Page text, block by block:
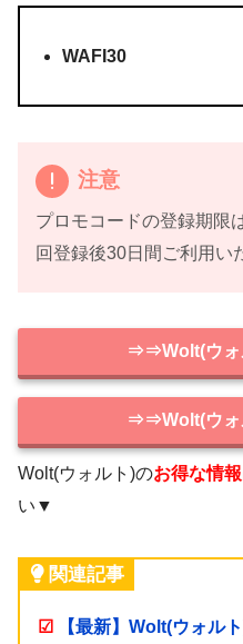
WAFI30
注意
プロモコードの登録期限
回登録後30日間ご利用い
⇒⇒Wolt(ウォ
⇒⇒Wolt(ウォ
Wolt(ウォルト)のお得な情報
い▼
関連記事
☑
【最新】Wolt(ウォル